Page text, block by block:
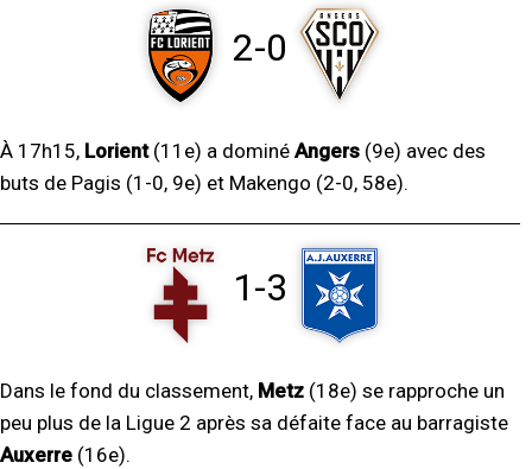
2-0
À 17h15, Lorient(11e) a dominé Angers (9e) avec des
buts de Pagis (1-0, 9e) et Makengo (2-0, 58e).
1-3
Dans le fond du classement, Metz (18e) se rapproche un
peu plus de la Ligue 2 après sa défaite face au barragiste
Auxerre (16e).